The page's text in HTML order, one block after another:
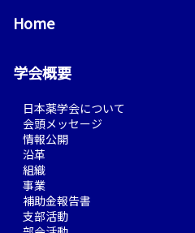
Home
学会概要
日本薬学会について
会頭メッセージ
情報公開
沿革
組織
事業
補助金報告書
支部活動